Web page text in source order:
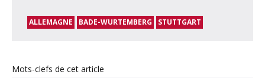
ALLEMAGNE BADE-WURTEMBERG STUTTGART
Mots-clefs de cet article